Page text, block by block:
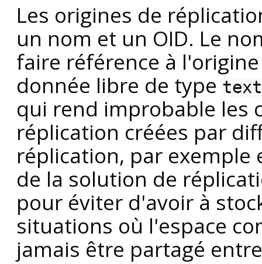
Les origines de
un nom et un OID. Le
faire référence à
donnée libre de type text
qui rend improbable les
réplication créées par
réplication, par exemple
de la solution de
pour éviter d'avoir à
situations où l'espace
jamais être partagé